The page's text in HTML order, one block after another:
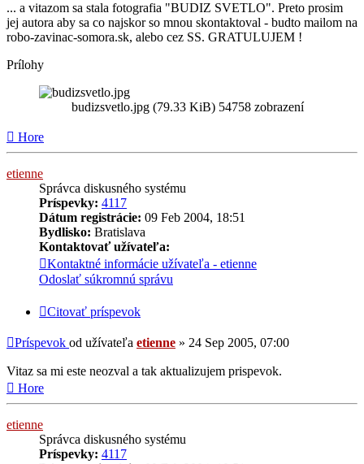
... a vitazom sa stala fotografia "BUDIZ SVETLO". Preto prosim
jej autora aby sa co najskor so mnou skontaktoval - budto mailom na
robo-zavinac-somora.sk, alebo cez SS. GRATULUJEM !
Prílohy
budizsvetlo.jpg (79.33 KiB) 54758 zobrazení
Hore
etienne
Správca diskusného systému
Príspevky: 4117
Dátum registrácie: 09 Feb 2004, 18:51
Bydlisko: Bratislava
Kontaktovať užívateľa:
Kontaktné informácie užívateľa - etienne
Odoslať súkromnú správu
Citovať príspevok
Príspevok od užívateľa etienne » 24 Sep 2005, 07:00
Vitaz sa mi este neozval a tak aktualizujem prispevok.
Hore
etienne
Správca diskusného systému
Príspevky: 4117